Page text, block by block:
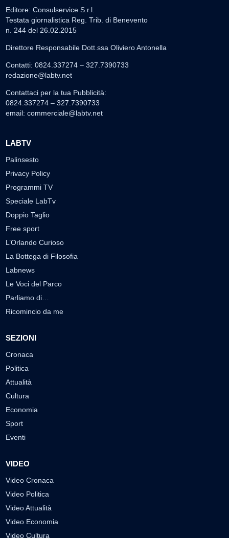
Editore: Consulservice S.r.l.
Testata giornalistica Reg. Trib. di Benevento
n. 244 del 26.02.2015
Direttore Responsabile Dott.ssa Oliviero Antonella
Contatti: 0824.337274 – 327.7390733
redazione@labtv.net
Contattaci per la tua Pubblicità:
0824.337274 – 327.7390733
email: commerciale@labtv.net
LABTV
Palinsesto
Privacy Policy
Programmi TV
Speciale LabTv
Doppio Taglio
Free sport
L’Orlando Curioso
La Bottega di Filosofia
Labnews
Le Voci del Parco
Parliamo di…
Ricomincio da me
SEZIONI
Cronaca
Politica
Attualità
Cultura
Economia
Sport
Eventi
VIDEO
Video Cronaca
Video Politica
Video Attualità
Video Economia
Video Cultura